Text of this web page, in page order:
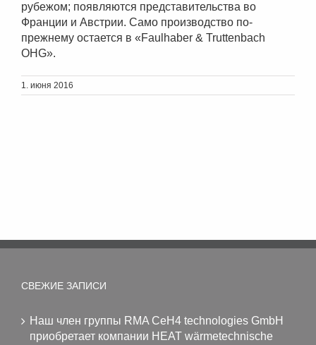
рубежом; появляются представительства во
Франции и Австрии. Само производство по-
прежнему остается в «Faulhaber & Truttenbach
OHG».
1. июня 2016
СВЕЖИЕ ЗАПИСИ
Наш член группы RMA CeH4 technologies GmbH
приобретает компании HEAT wärmetechnische